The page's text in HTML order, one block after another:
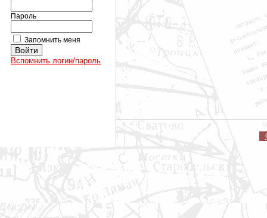
Пароль
Запомнить меня
Вспомнить логин/пароль